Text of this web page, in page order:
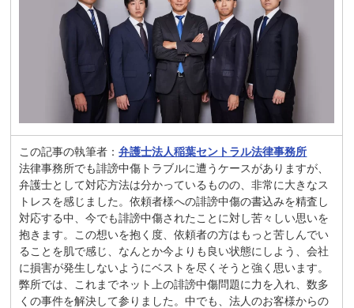
この記事の執筆者：弁護士法人稲葉セントラル法律事務所
法律事務所でも誹謗中傷トラブルに遭うケースがありますが、
弁護士として対応方法は分かっているものの、非常に大きなス
トレスを感じました。依頼者様への誹謗中傷の書込みを精査し
対応する中、今でも誹謗中傷されたことに対し苦々しい思いを
抱きます。この想いを抱く度、依頼者の方はもっと苦しんでい
ることを肌で感じ、なんとか今よりも良い状態にしよう、会社
に損害が発生しないようにベストを尽くそうと強く思います。
弊所では、これまでネット上の誹謗中傷問題に力を入れ、数多
くの事件を解決して参りました。中でも、法人のお客様からの